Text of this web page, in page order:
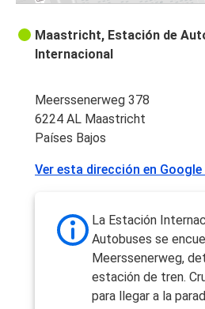
Maastricht, Estación de
Internacional
Meerssenerweg 378
6224 AL Maastricht
Países Bajos
Ver esta dirección en Google
La Estación
Autobuses se
Meerssenerweg,
estación de tren.
para llegar a la